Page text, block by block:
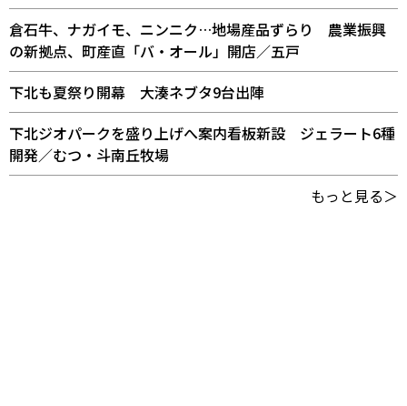
倉石牛、ナガイモ、ニンニク…地場産品ずらり 農業振興
の新拠点、町産直「バ・オール」開店／五戸
下北も夏祭り開幕 大湊ネブタ9台出陣
下北ジオパークを盛り上げへ案内看板新設 ジェラート6種
開発／むつ・斗南丘牧場
もっと見る＞